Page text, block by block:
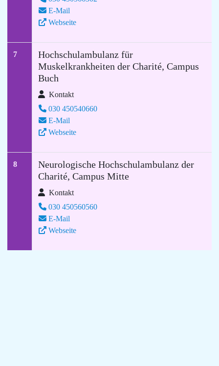
E-Mail
Webseite
7
Hochschulambulanz für
Muskelkrankheiten der Charité, Campus
Buch
Kontakt
030 450540660
E-Mail
Webseite
8
Neurologische Hochschulambulanz der
Charité, Campus Mitte
Kontakt
030 450560560
E-Mail
Webseite